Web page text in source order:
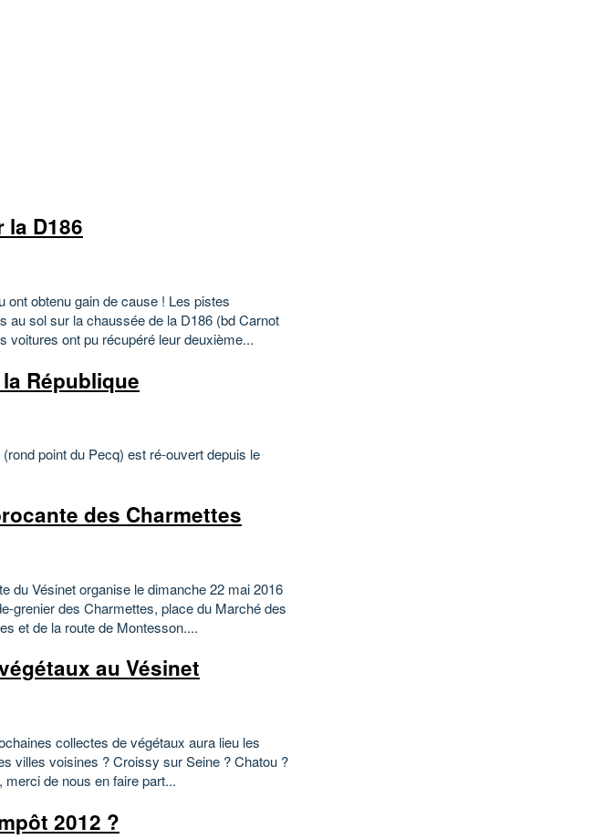
D186
ont obtenu gain de cause ! Les pistes
au sol sur la chaussée de la D186 (bd Carnot
voitures ont pu récupéré leur deuxième...
République
point du Pecq) est ré-ouvert depuis le
des Charmettes
du Vésinet organise le dimanche 22 mai 2016
grenier des Charmettes, place du Marché des
et de la route de Montesson....
au Vésinet
collectes de végétaux aura lieu les
villes voisines ? Croissy sur Seine ? Chatou ?
de nous en faire part...
2012 ?